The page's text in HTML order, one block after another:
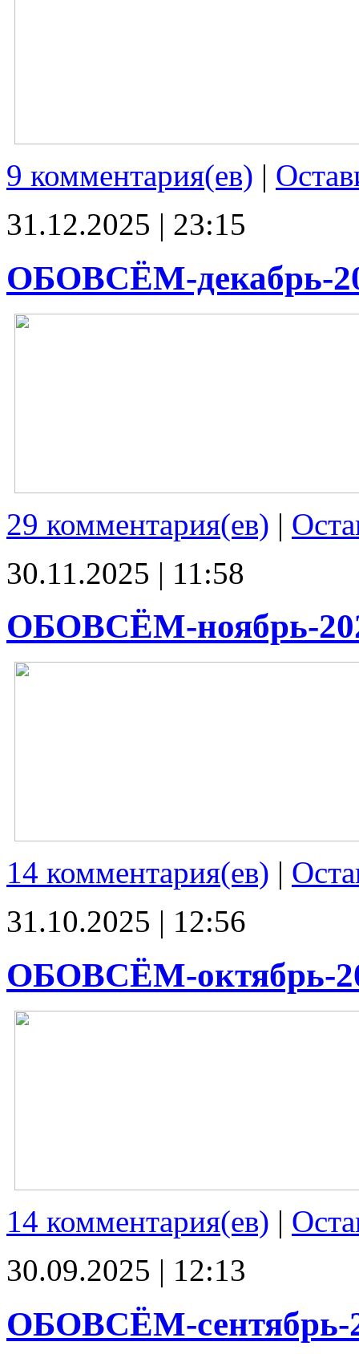
9 комментария(ев) |
31.12.2025 | 23:15
ОБОВСЁМ-декабрь-
29 комментария(ев) |
30.11.2025 | 11:58
ОБОВСЁМ-ноябрь-
14 комментария(ев) |
31.10.2025 | 12:56
ОБОВСЁМ-октябрь-
14 комментария(ев) |
30.09.2025 | 12:13
ОБОВСЁМ-сентябрь-